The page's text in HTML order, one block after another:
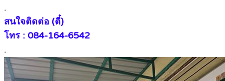
.
สนใจติดต่อ (ตี๋)
โทร : 084-164-6542
.